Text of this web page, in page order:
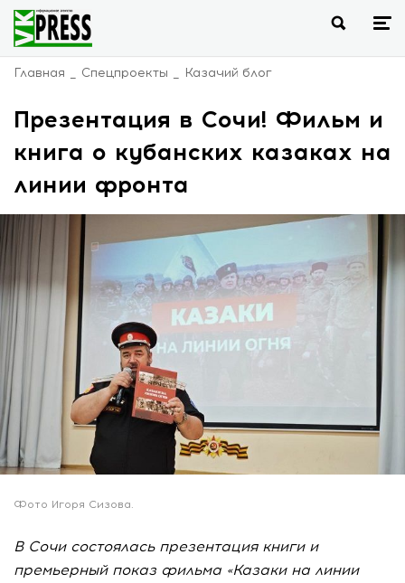
Главная Спецпроекты Казачий блог
Презентация в Сочи! Фильм и
книга о кубанских казаках на
линии фронта
Фото Игоря Сизова.
В Сочи состоялась презентация книги и
премьерный показ фильма «Казаки на линии